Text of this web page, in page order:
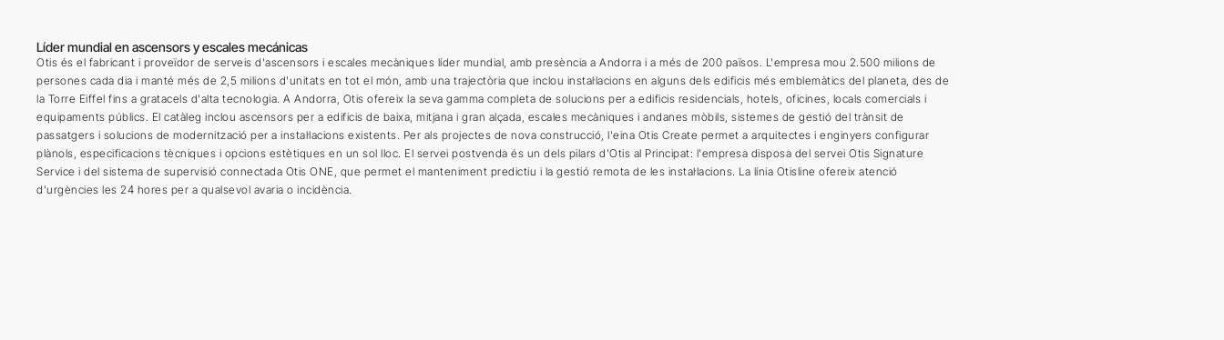
Líder mundial en ascensors y escales mecánicas
Otis és el fabricant i proveïdor de serveis d'ascensors i escales mecàniques líder mundial, amb presència a Andorra i a més de 200 països. L'empresa mou 2.500 milions de
persones cada dia i manté més de 2,5 milions d'unitats en tot el món, amb una trajectòria que inclou instal·lacions en alguns dels edificis més emblemàtics del planeta, des de
la Torre Eiffel fins a gratacels d'alta tecnologia. A Andorra, Otis ofereix la seva gamma completa de solucions per a edificis residencials, hotels, oficines, locals comercials i
equipaments públics. El catàleg inclou ascensors per a edificis de baixa, mitjana i gran alçada, escales mecàniques i andanes mòbils, sistemes de gestió del trànsit de
passatgers i solucions de modernització per a instal·lacions existents. Per als projectes de nova construcció, l'eina Otis Create permet a arquitectes i enginyers configurar
plànols, especificacions tècniques i opcions estètiques en un sol lloc. El servei postvenda és un dels pilars d'Otis al Principat: l'empresa disposa del servei Otis Signature
Service i del sistema de supervisió connectada Otis ONE, que permet el manteniment predictiu i la gestió remota de les instal·lacions. La línia Otisline ofereix atenció
d'urgències les 24 hores per a qualsevol avaria o incidència.